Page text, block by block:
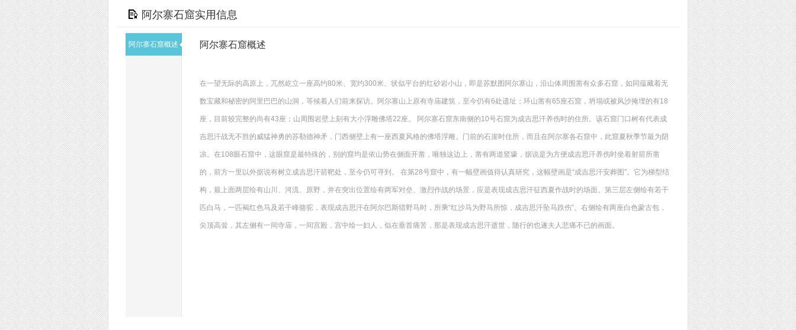
阿尔寨石窟实用信息
阿尔寨石窟概述 阿尔寨石窟概述
在一望无际的高原上，兀然屹立一座高约80米、宽约300米、状似平台的红砂岩小山，即是苏默图阿尔寨山，沿山体周围凿有众多石窟，如同蕴藏着无
数宝藏和秘密的阿里巴巴的山洞，等候着人们前来探访。阿尔寨山上原有寺庙建筑，至今仍有6处遗址；环山凿有65座石窟，坍塌或被风沙掩埋的有18
座，目前较完整的尚有43座；山周围岩壁上刻有大小浮雕佛塔22座。 阿尔寨石窟东南侧的10号石窟为成吉思汗养伤时的住所。该石窟门口树有代表成
吉思汗战无不胜的威猛神勇的苏勒德神矛，门西侧壁上有一座西夏风格的佛塔浮雕。门前的石崖时住所，而且在阿尔寨各石窟中，此窟夏秋季节最为阴
凉。在108眼石窟中，这眼窟是最特殊的，别的窟均是依山势在侧面开凿，唯独这边上，凿有两道竖壕，据说是为方便成吉思汗养伤时坐着射箭所凿
的，前方一里以外据说有树立成吉思汗箭靶处，至今仍可寻到。 在第28号窟中，有一幅壁画值得认真研究，这幅壁画是“成吉思汗安葬图”。它为梯型结
构，最上面两层绘有山川、河流、原野，并在突出位置绘有两军对垒、激烈作战的场景，应是表现成吉思汗征西夏作战时的场面。第三层左侧绘有若干
匹白马，一匹褐红色马及若干峰骆驼，表现成吉思汗在阿尔巴斯猎野马时，所乘“红沙马为野马所惊，成吉思汗坠马跌伤”。右侧绘有两座白色蒙古包，
尖顶高耸，其左侧有一间寺庙，一间宫殿，宫中绘一妇人，似在垂首痛苦，那是表现成吉思汗逝世，随行的也遂夫人悲痛不已的画面。